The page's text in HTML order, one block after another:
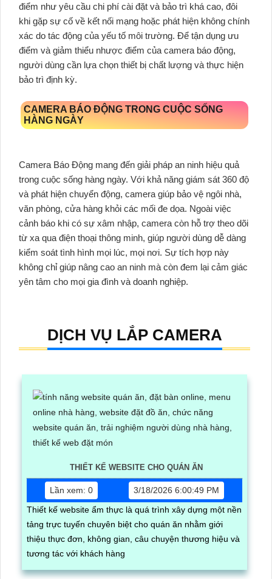
điểm như yêu cầu chi phí cài đặt và bảo trì khá cao, đôi
khi gặp sự cố về kết nối mạng hoặc phát hiện không chính
xác do tác động của yếu tố môi trường. Để tận dụng ưu
điểm và giảm thiểu nhược điểm của camera báo động,
người dùng cần lựa chọn thiết bị chất lượng và thực hiện
bảo trì định kỳ.
CAMERA BÁO ĐỘNG TRONG CUỘC SỐNG
HÀNG NGÀY
Camera Báo Động mang đến giải pháp an ninh hiệu quả
trong cuộc sống hàng ngày. Với khả năng giám sát 360 độ
và phát hiện chuyển động, camera giúp bảo vệ ngôi nhà,
văn phòng, cửa hàng khỏi các mối đe dọa. Ngoài việc
cảnh báo khi có sự xâm nhập, camera còn hỗ trợ theo dõi
từ xa qua điện thoại thông minh, giúp người dùng dễ dàng
kiểm soát tình hình mọi lúc, mọi nơi. Sự tích hợp này
không chỉ giúp nâng cao an ninh mà còn đem lại cảm giác
yên tâm cho mọi gia đình và doanh nghiệp.
DỊCH VỤ LẮP CAMERA
THIẾT KẾ WEBSITE CHO QUÁN ĂN
Lần xem: 0
3/18/2026 6:00:49 PM
Thiết kế website ẩm thực là quá trình xây dựng một nền
tảng trực tuyến chuyên biệt cho quán ăn nhằm giới
thiệu thực đơn, không gian, câu chuyện thương hiệu và
tương tác với khách hàng